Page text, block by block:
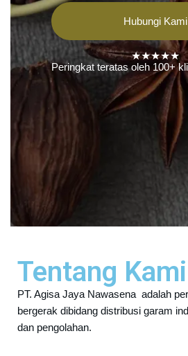
Hubungi Kami
★★★★★
Peringkat teratas oleh 100+
Tentang Kami
PT. Agisa Jaya Nawasena adalah
bergerak dibidang distribusi garam
dan pengolahan.